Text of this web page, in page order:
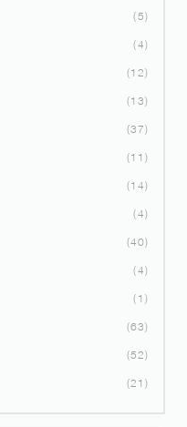
5
4
12
13
37
11
14
4
40
4
1
63
52
21